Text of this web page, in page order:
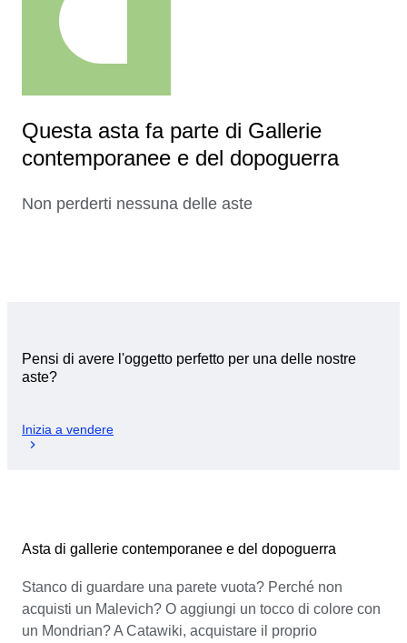
Questa asta fa parte di Gallerie
contemporanee e del dopoguerra
Non perderti nessuna delle aste
Pensi di avere l'oggetto perfetto per una delle nostre
aste?
Inizia a vendere
Asta di gallerie contemporanee e del dopoguerra
Stanco di guardare una parete vuota? Perché non
acquisti un Malevich? O aggiungi un tocco di colore con
un Mondrian? A Catawiki, acquistare il proprio